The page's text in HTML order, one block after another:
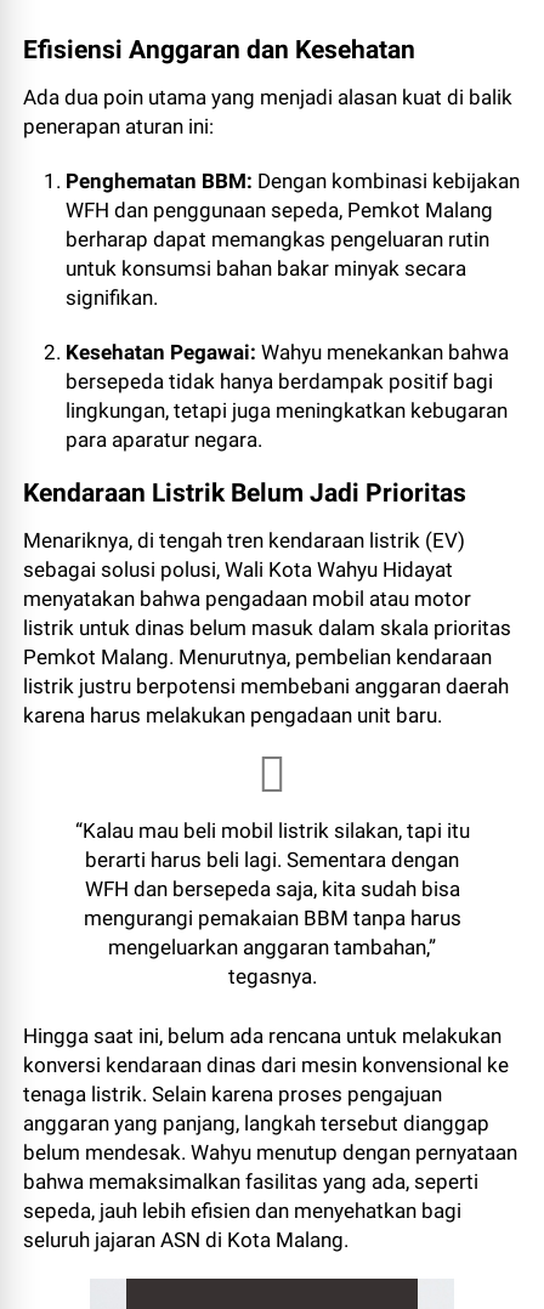
Efisiensi Anggaran dan Kesehatan
Ada dua poin utama yang menjadi alasan kuat di balik
penerapan aturan ini:
Penghematan BBM: Dengan kombinasi kebijakan
WFH dan penggunaan sepeda, Pemkot Malang
berharap dapat memangkas pengeluaran rutin
untuk konsumsi bahan bakar minyak secara
signifikan.
Kesehatan Pegawai: Wahyu menekankan bahwa
bersepeda tidak hanya berdampak positif bagi
lingkungan, tetapi juga meningkatkan kebugaran
para aparatur negara.
Kendaraan Listrik Belum Jadi Prioritas
Menariknya, di tengah tren kendaraan listrik (EV)
sebagai solusi polusi, Wali Kota Wahyu Hidayat
menyatakan bahwa pengadaan mobil atau motor
listrik untuk dinas belum masuk dalam skala prioritas
Pemkot Malang. Menurutnya, pembelian kendaraan
listrik justru berpotensi membebani anggaran daerah
karena harus melakukan pengadaan unit baru.
“Kalau mau beli mobil listrik silakan, tapi itu
berarti harus beli lagi. Sementara dengan
WFH dan bersepeda saja, kita sudah bisa
mengurangi pemakaian BBM tanpa harus
mengeluarkan anggaran tambahan,”
tegasnya.
Hingga saat ini, belum ada rencana untuk melakukan
konversi kendaraan dinas dari mesin konvensional ke
tenaga listrik. Selain karena proses pengajuan
anggaran yang panjang, langkah tersebut dianggap
belum mendesak. Wahyu menutup dengan pernyataan
bahwa memaksimalkan fasilitas yang ada, seperti
sepeda, jauh lebih efisien dan menyehatkan bagi
seluruh jajaran ASN di Kota Malang.